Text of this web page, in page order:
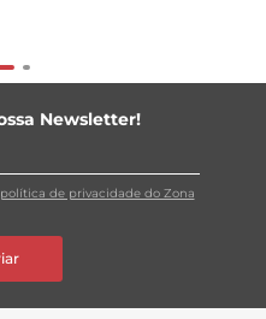
Newsletter!
política de privacidade do Zona